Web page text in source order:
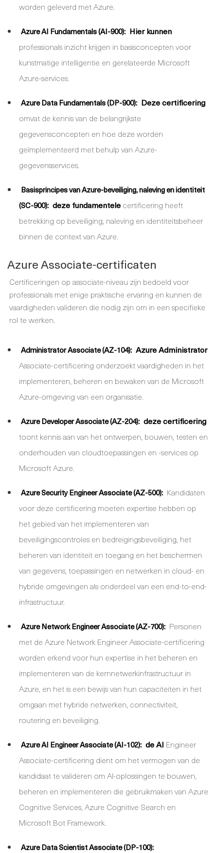
worden geleverd met Azure.
Azure AI Fundamentals (AI-900): Hier kunnen
professionals inzicht krijgen in basisconcepten voor
kunstmatige intelligentie en gerelateerde Microsoft
Azure-services.
Azure Data Fundamentals (DP-900): Deze certificering
omvat de kennis van de belangrijkste
gegevensconcepten en hoe deze worden
geïmplementeerd met behulp van Azure-
gegevensservices.
Basisprincipes van Azure-beveiliging, naleving en identiteit
(SC-900): deze fundamentele certificering heeft
betrekking op beveiliging, naleving en identiteitsbeheer
binnen de context van Azure.
Azure Associate-certificaten
Certificeringen op associate-niveau zijn bedoeld voor
professionals met enige praktische ervaring en kunnen de
vaardigheden valideren die nodig zijn om in een specifieke
rol te werken.
Administrator Associate (AZ-104): Azure Administrator
Associate-certificering onderzoekt vaardigheden in het
implementeren, beheren en bewaken van de Microsoft
Azure-omgeving van een organisatie.
Azure Developer Associate (AZ-204): deze certificering
toont kennis aan van het ontwerpen, bouwen, testen en
onderhouden van cloudtoepassingen en -services op
Microsoft Azure.
Azure Security Engineer Associate (AZ-500): Kandidaten
voor deze certificering moeten expertise hebben op
het gebied van het implementeren van
beveiligingscontroles en bedreigingsbeveiliging, het
beheren van identiteit en toegang en het beschermen
van gegevens, toepassingen en netwerken in cloud- en
hybride omgevingen als onderdeel van een end-to-end-
infrastructuur.
Azure Network Engineer Associate (AZ-700): Personen
met de Azure Network Engineer Associate-certificering
worden erkend voor hun expertise in het beheren en
implementeren van de kernnetwerkinfrastructuur in
Azure, en het is een bewijs van hun capaciteiten in het
omgaan met hybride netwerken, connectiviteit,
routering en beveiliging.
Azure AI Engineer Associate (AI-102): de AI Engineer
Associate-certificering dient om het vermogen van de
kandidaat te valideren om AI-oplossingen te bouwen,
beheren en implementeren die gebruikmaken van Azure
Cognitive Services, Azure Cognitive Search en
Microsoft Bot Framework.
Azure Data Scientist Associate (DP-100):